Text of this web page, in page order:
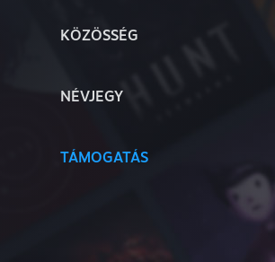
KÖZÖSSÉG
NÉVJEGY
TÁMOGATÁS